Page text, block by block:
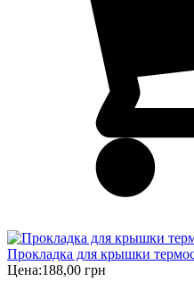
Прокладка для крышки
Цена:188,00 грн